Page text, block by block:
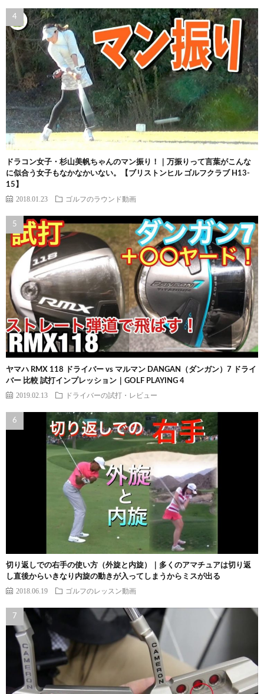
ドラコン女子・杉山美帆ちゃんのマン振り！｜万振りって言葉がこんな
に似合う女子もなかなかいない。【ブリストンヒル ゴルフクラブ H13-
15】
2018.01.23 ゴルフのラウンド動画
ヤマハ RMX 118 ドライバー vs マルマン DANGAN（ダンガン）7 ドライ
バー 比較 試打インプレッション｜GOLF PLAYING 4
2019.02.13 ドライバーの試打・レビュー
切り返しでの右手の使い方（外旋と内旋）｜多くのアマチュアは切り返
し直後からいきなり内旋の動きが入ってしまうからミスが出る
2018.06.19 ゴルフのレッスン動画